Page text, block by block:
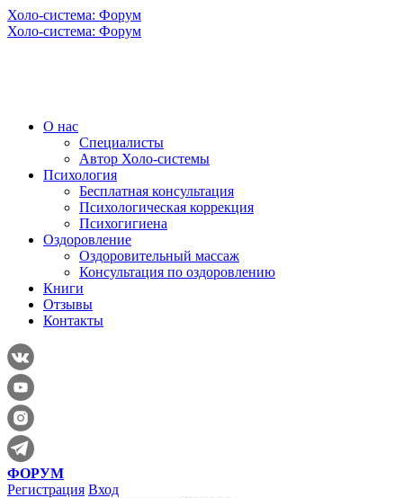
Холо-система: Форум
Холо-система: Форум
О нас
Специалисты
Автор Холо-системы
Психология
Бесплатная консультация
Психологическая коррекция
Психогигиена
Оздоровление
Оздоровительный массаж
Консультация по оздоровлению
Книги
Отзывы
Контакты
ФОРУМ
Регистрация Вход